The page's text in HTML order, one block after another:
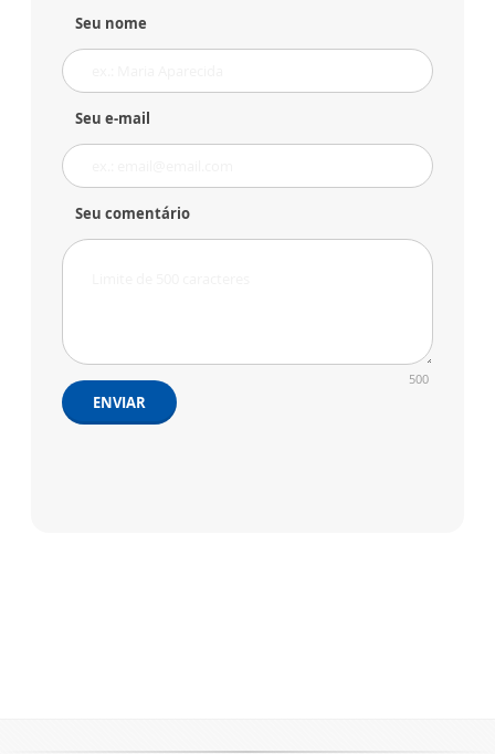
Seu nome
Seu e-mail
Seu comentário
500
ENVIAR